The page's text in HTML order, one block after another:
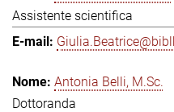
Assistente scientifica
Antonia Belli, M.Sc.
Dottoranda